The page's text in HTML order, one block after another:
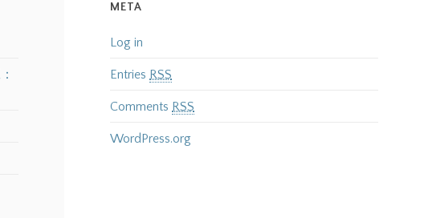
META
Log in
Entries RSS
Comments RSS
WordPress.org